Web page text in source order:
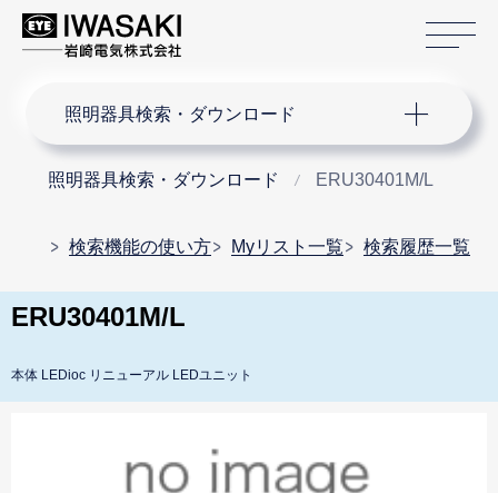
照明器具検索・ダウンロード
照明器具検索・ダウンロード ERU30401M/L
検索機能の使い方 Myリスト一覧 検索履歴一覧
ERU30401M/L
本体 LEDioc リニューアル LEDユニット